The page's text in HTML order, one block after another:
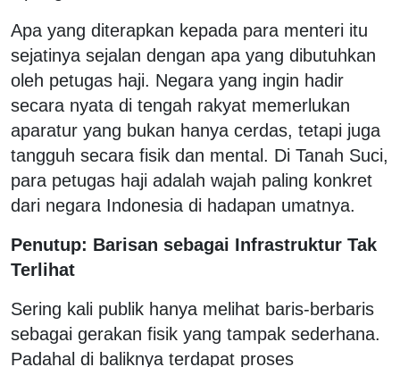
Apa yang diterapkan kepada para menteri itu
sejatinya sejalan dengan apa yang dibutuhkan
oleh petugas haji. Negara yang ingin hadir
secara nyata di tengah rakyat memerlukan
aparatur yang bukan hanya cerdas, tetapi juga
tangguh secara fisik dan mental. Di Tanah Suci,
para petugas haji adalah wajah paling konkret
dari negara Indonesia di hadapan umatnya.
Penutup: Barisan sebagai Infrastruktur Tak
Terlihat
Sering kali publik hanya melihat baris-berbaris
sebagai gerakan fisik yang tampak sederhana.
Padahal di baliknya terdapat proses